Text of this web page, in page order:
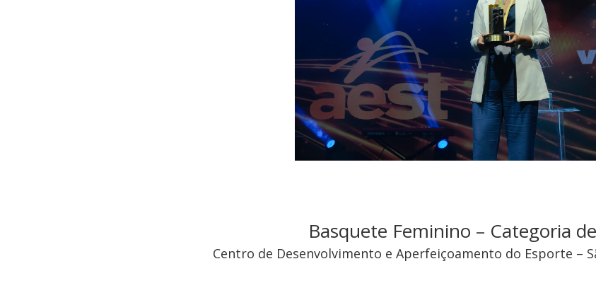
Basquete Feminino – Categoria
Centro de Desenvolvimento e Aperfeiçoamento do Esporte –